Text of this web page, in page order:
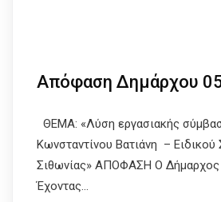
Απόφαση Δημάρχου
ΘΕΜΑ: «Λύση εργασιακής
Κωνσταντίνου Βατιάνη –
Σιθωνίας» ΑΠΟΦΑΣΗ Ο Δήμαρχος
Έχοντας…